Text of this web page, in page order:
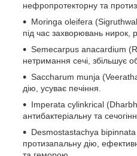
нефропротекторну та
Moringa oleifera
під час захворювань нирок,
Semecarpus anacardium
нетримання сечі, збільшує
Saccharum munja
дію, усуває печіння.
Imperata cylinkrical
антибактеріальну та
Desmostastachya
протизапальну дію,